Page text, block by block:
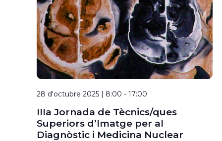
28 d'octubre 2025 | 8:00 - 17:00
IIIa Jornada de Tècnics/ques
Superiors d’Imatge per al
Diagnòstic i Medicina Nuclear